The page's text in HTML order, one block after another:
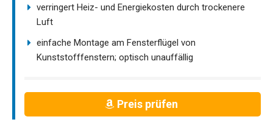
verringert Heiz- und Energiekosten durch trockenere
Luft
einfache Montage am Fensterflügel von
Kunststofffenstern; optisch unauffällig
Preis prüfen